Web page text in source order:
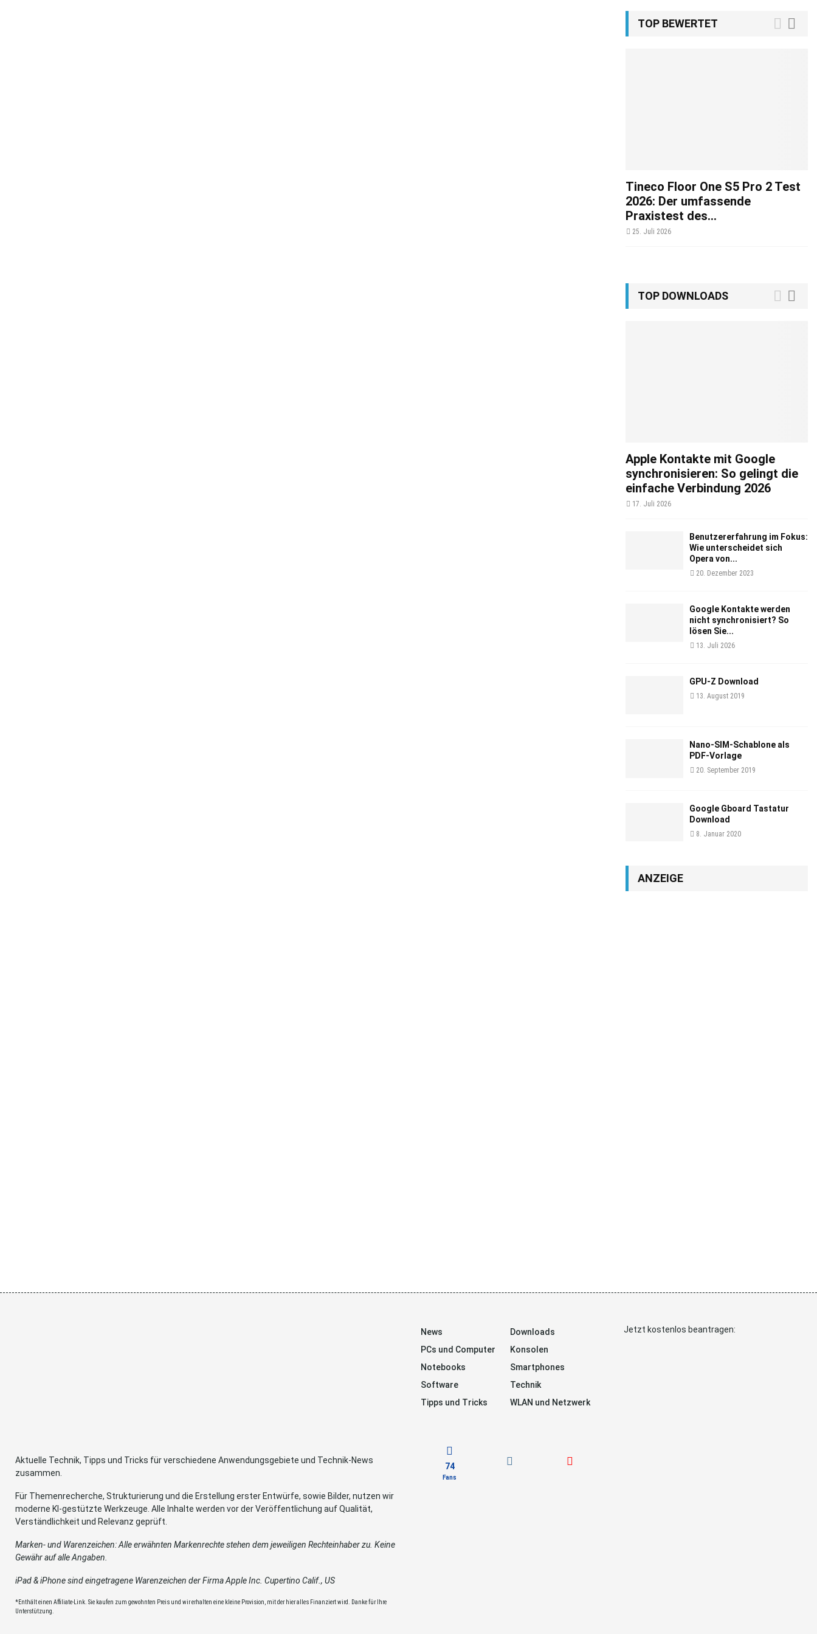
TOP BEWERTET
Tineco Floor One S5 Pro 2 Test
2026: Der umfassende
Praxistest des...
25. Juli 2026
TOP DOWNLOADS
Apple Kontakte mit Google
synchronisieren: So gelingt die
einfache Verbindung 2026
17. Juli 2026
Benutzererfahrung im Fokus:
Wie unterscheidet sich
Opera von...
20. Dezember 2023
Google Kontakte werden
nicht synchronisiert? So
lösen Sie...
13. Juli 2026
GPU-Z Download
13. August 2019
Nano-SIM-Schablone als
PDF-Vorlage
20. September 2019
Google Gboard Tastatur
Download
8. Januar 2020
ANZEIGE
Aktuelle Technik, Tipps und Tricks für verschiedene Anwendungsgebiete und Technik-News
zusammen.
Für Themenrecherche, Strukturierung und die Erstellung erster Entwürfe, sowie Bilder, nutzen wir
moderne KI-gestützte Werkzeuge. Alle Inhalte werden vor der Veröffentlichung auf Qualität,
Verständlichkeit und Relevanz geprüft.
Marken- und Warenzeichen: Alle erwähnten Markenrechte stehen dem jeweiligen Rechteinhaber zu. Keine
Gewähr auf alle Angaben.
iPad & iPhone sind eingetragene Warenzeichen der Firma Apple Inc. Cupertino Calif., US
*Enthält einen Affiliate-Link. Sie kaufen zum gewohnten Preis und wir erhalten eine kleine Provision, mit der hier alles Finanziert wird. Danke für Ihre
Unterstützung.
News
Downloads
PCs und Computer
Konsolen
Notebooks
Smartphones
Software
Technik
Tipps und Tricks
WLAN und Netzwerk
74
Fans
Jetzt kostenlos beantragen: